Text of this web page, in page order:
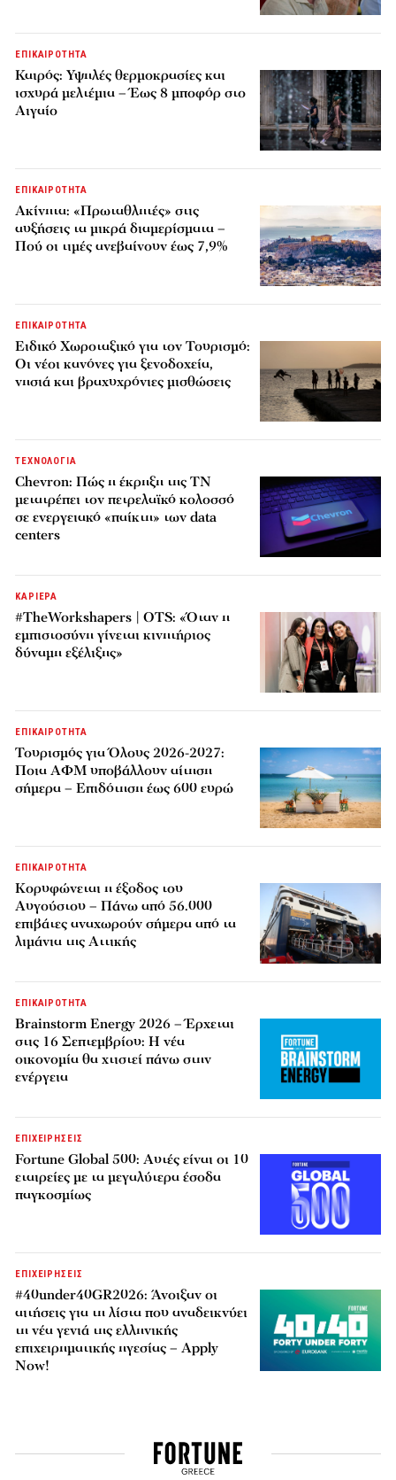
ΕΠΙΚΑΙΡΟΤΗΤΑ
Καιρός: Υψηλές θερμοκρασίες και
ισχυρά μελτέμια – Έως 8 μποφόρ στο
Αιγαίο
ΕΠΙΚΑΙΡΟΤΗΤΑ
Ακίνητα: «Πρωταθλητές» στις
αυξήσεις τα μικρά διαμερίσματα –
Πού οι τιμές ανεβαίνουν έως 7,9%
ΕΠΙΚΑΙΡΟΤΗΤΑ
Ειδικό Χωροταξικό για τον Τουρισμό:
Οι νέοι κανόνες για ξενοδοχεία,
νησιά και βραχυχρόνιες μισθώσεις
ΤΕΧΝΟΛΟΓΙΑ
Chevron: Πώς η έκρηξη της ΤΝ
μετατρέπει τον πετρελαϊκό κολοσσό
σε ενεργειακό «παίκτη» των data
centers
ΚΑΡΙΕΡΑ
#TheWorkshapers | OTS: «Όταν η
εμπιστοσύνη γίνεται κινητήριος
δύναμη εξέλιξης»
ΕΠΙΚΑΙΡΟΤΗΤΑ
Τουρισμός για Όλους 2026-2027:
Ποια ΑΦΜ υποβάλλουν αίτηση
σήμερα – Επιδότηση έως 600 ευρώ
ΕΠΙΚΑΙΡΟΤΗΤΑ
Κορυφώνεται η έξοδος του
Αυγούστου – Πάνω από 56.000
επιβάτες αναχωρούν σήμερα από τα
λιμάνια της Αττικής
ΕΠΙΚΑΙΡΟΤΗΤΑ
Brainstorm Energy 2026 – Έρχεται
στις 16 Σεπτεμβρίου: Η νέα
οικονομία θα χτιστεί πάνω στην
ενέργεια
ΕΠΙΧΕΙΡΗΣΕΙΣ
Fortune Global 500: Αυτές είναι οι 10
εταιρείες με τα μεγαλύτερα έσοδα
παγκοσμίως
ΕΠΙΧΕΙΡΗΣΕΙΣ
#40under40GR2026: Άνοιξαν οι
αιτήσεις για τη λίστα που αναδεικνύει
τη νέα γενιά της ελληνικής
επιχειρηματικής ηγεσίας – Apply
Now!